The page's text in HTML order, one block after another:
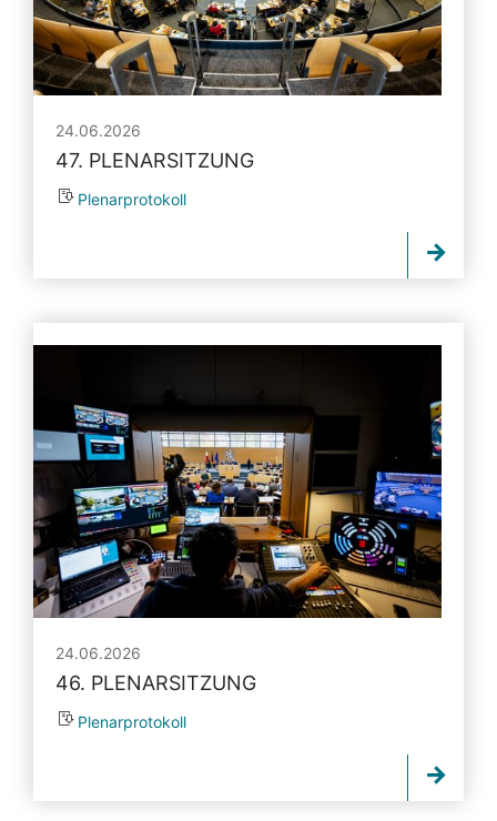
24.06.2026
47. PLENARSITZUNG
Plenarprotokoll
24.06.2026
46. PLENARSITZUNG
Plenarprotokoll